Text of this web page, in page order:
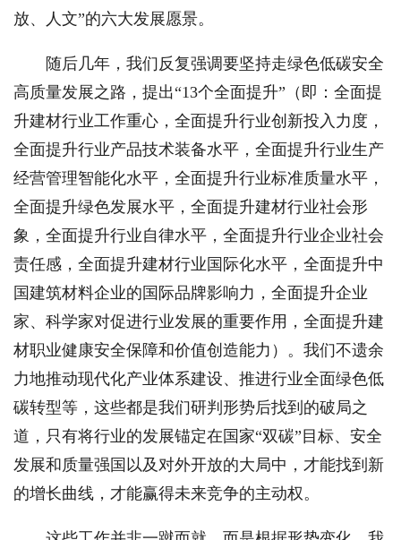
放、人文”的六大发展愿景。
随后几年，我们反复强调要坚持走绿色低碳安全
高质量发展之路，提出“13个全面提升”（即：全面提
升建材行业工作重心，全面提升行业创新投入力度，
全面提升行业产品技术装备水平，全面提升行业生产
经营管理智能化水平，全面提升行业标准质量水平，
全面提升绿色发展水平，全面提升建材行业社会形
象，全面提升行业自律水平，全面提升行业企业社会
责任感，全面提升建材行业国际化水平，全面提升中
国建筑材料企业的国际品牌影响力，全面提升企业
家、科学家对促进行业发展的重要作用，全面提升建
材职业健康安全保障和价值创造能力）。我们不遗余
力地推动现代化产业体系建设、推进行业全面绿色低
碳转型等，这些都是我们研判形势后找到的破局之
道，只有将行业的发展锚定在国家“双碳”目标、安全
发展和质量强国以及对外开放的大局中，才能找到新
的增长曲线，才能赢得未来竞争的主动权。